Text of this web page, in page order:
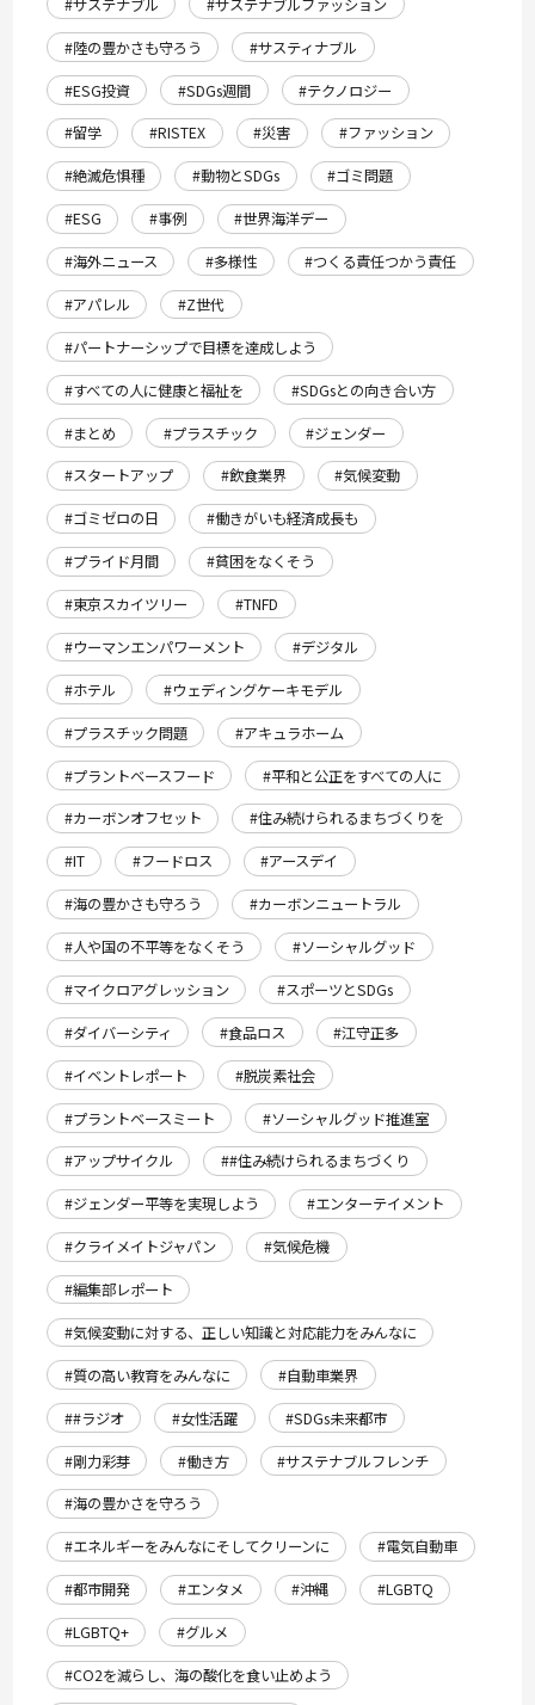
#サステナブル
#サステナブルファッション
#陸の豊かさも守ろう
#サスティナブル
#ESG投資
#SDGs週間
#テクノロジー
#留学
#RISTEX #災害
#ファッション
#絶滅危惧種
#動物とSDGs
#ゴミ問題
#ESG
#事例
#世界海洋デー
#海外ニュース
#多様性
#つくる責任つかう責任
#アパレル
#Z世代
#パートナーシップで目標を達成しよう
#すべての人に健康と福祉を
#SDGsとの向き合い方
#まとめ
#プラスチック
#ジェンダー
#スタートアップ
#飲食業界
#気候変動
#ゴミゼロの日
#働きがいも経済成長も
#プライド月間
#貧困をなくそう
#東京スカイツリー
#TNFD
#ウーマンエンパワーメント
#デジタル
#ホテル
#ウェディングケーキモデル
#プラスチック問題
#アキュラホーム
#プラントベースフード
#平和と公正をすべての人に
#カーボンオフセット
#住み続けられるまちづくりを
#IT
#フードロス
#アースデイ
#海の豊かさも守ろう
#カーボンニュートラル
#人や国の不平等をなくそう
#ソーシャルグッド
#マイクロアグレッション
#スポーツとSDGs
#ダイバーシティ
#食品ロス
#江守正多
#イベントレポート
#脱炭素社会
#プラントベースミート
#ソーシャルグッド推進室
#アップサイクル
##住み続けられるまちづくり
#ジェンダー平等を実現しよう
#エンターテイメント
#クライメイトジャパン
#気候危機
#編集部レポート
#気候変動に対する、正しい知識と対応能力をみんなに
#質の高い教育をみんなに
#自動車業界
##ラジオ
#女性活躍
#SDGs未来都市
#剛力彩芽
#働き方
#サステナブルフレンチ
#海の豊かさを守ろう
#エネルギーをみんなにそしてクリーンに
#電気自動車
#都市開発
#エンタメ #沖縄
#LGBTQ
#LGBTQ+
#グルメ
#CO2を減らし、海の酸化を食い止めよう